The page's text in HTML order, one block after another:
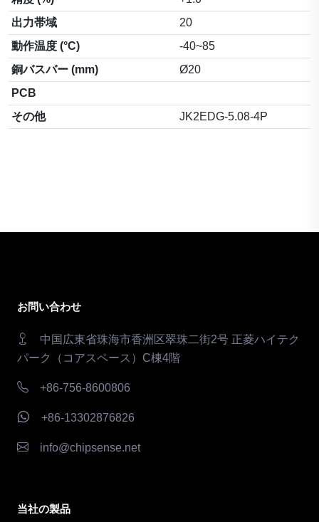
出力帯域
20
動作温度 (°C)
-40~85
銅バスバー (mm)
Ø20
PCB
その他
JK2EDG-5.08-4P
お問い合わせ
中国広東省珠海市香洲区翠珠二街2号 正菱ハイテク
パーク（コアスペース）C棟4階
+86-756-8600806
+86-13302876826
info@chipsense.net
当社の製品